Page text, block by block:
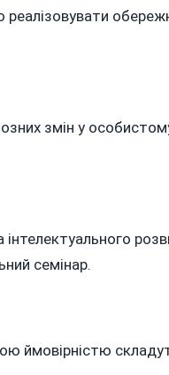
реалізовувати
змін у
семінар.
ймовірністю